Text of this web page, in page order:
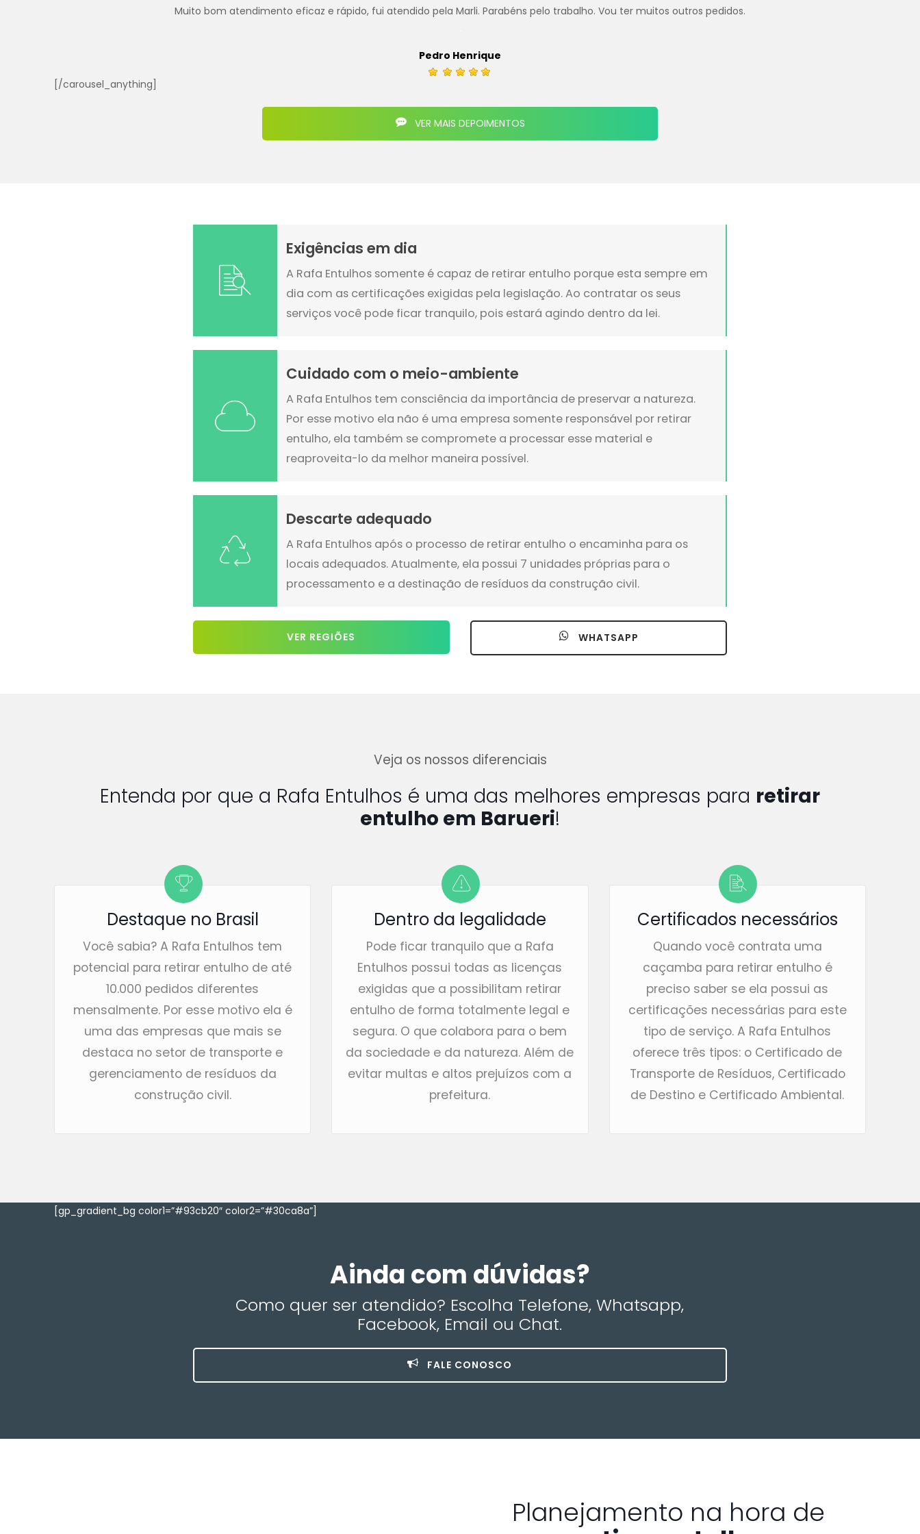
Muito bom atendimento eficaz e rápido, fui atendido pela Marli. Parabéns pelo trabalho. Vou ter muitos outros pedidos.
Pedro Henrique
[/carousel_anything]
VER MAIS DEPOIMENTOS
Exigências em dia
A Rafa Entulhos somente é capaz de retirar entulho porque esta sempre em
dia com as certificações exigidas pela legislação. Ao contratar os seus
serviços você pode ficar tranquilo, pois estará agindo dentro da lei.
Cuidado com o meio-ambiente
A Rafa Entulhos tem consciência da importância de preservar a natureza.
Por esse motivo ela não é uma empresa somente responsável por retirar
entulho, ela também se compromete a processar esse material e
reaproveita-lo da melhor maneira possível.
Descarte adequado
A Rafa Entulhos após o processo de retirar entulho o encaminha para os
locais adequados. Atualmente, ela possui 7 unidades próprias para o
processamento e a destinação de resíduos da construção civil.
VER REGIÕES WHATSAPP
Veja os nossos diferenciais
Entenda por que a Rafa Entulhos é uma das melhores empresas para retirar
entulho em Barueri!
Destaque no Brasil
Você sabia? A Rafa Entulhos tem
potencial para retirar entulho de até
10.000 pedidos diferentes
mensalmente. Por esse motivo ela é
uma das empresas que mais se
destaca no setor de transporte e
gerenciamento de resíduos da
construção civil.
Dentro da legalidade
Pode ficar tranquilo que a Rafa
Entulhos possui todas as licenças
exigidas que a possibilitam retirar
entulho de forma totalmente legal e
segura. O que colabora para o bem
da sociedade e da natureza. Além de
evitar multas e altos prejuízos com a
prefeitura.
Certificados necessários
Quando você contrata uma
caçamba para retirar entulho é
preciso saber se ela possui as
certificações necessárias para este
tipo de serviço. A Rafa Entulhos
oferece três tipos: o Certificado de
Transporte de Resíduos, Certificado
de Destino e Certificado Ambiental.
[gp_gradient_bg color1=”#93cb20″ color2=”#30ca8a”]
Ainda com dúvidas?
Como quer ser atendido? Escolha Telefone, Whatsapp,
Facebook, Email ou Chat.
FALE CONOSCO
Planejamento na hora de